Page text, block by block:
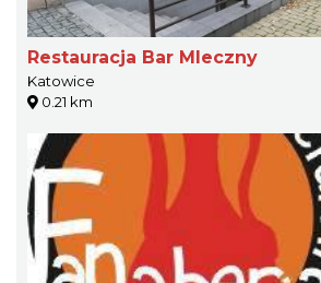
Restauracja Bar Mleczny
Katowice
0.21 km